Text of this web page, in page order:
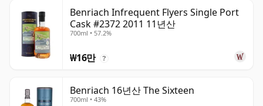
Benriach Infrequent Flyers Single Port
Cask #2372 2011 11년산
700ml • 57.2%
₩16만 ?
Benriach 16년산 The Sixteen
700ml • 43%